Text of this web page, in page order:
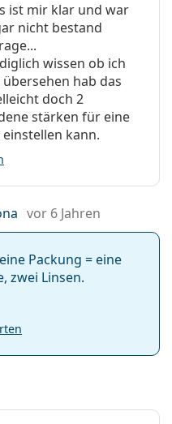
ist mir klar und war
nicht bestand
wissen ob ich
hab das
doch 2
stärken für eine
kann.
vor 6 Jahren
Packung = eine
zwei Linsen.